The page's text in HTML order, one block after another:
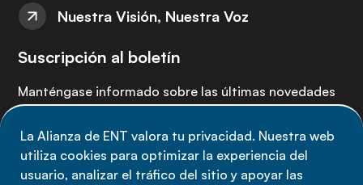
La Alianza de ENT valora tu privacidad. Nuestra web
utiliza cookies para optimizar la experiencia del
usuario, analizar el tráfico del sitio y apoyar las
Nuestra Visión, Nuestra Voz
Suscripción al boletín
Manténgase informado sobre las últimas novedades
Suscríbete ahora